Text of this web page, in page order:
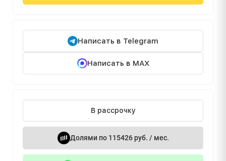
Написать в Telegram
Написать в MAX
В рассрочку
Долями по 115426 руб. / мес.